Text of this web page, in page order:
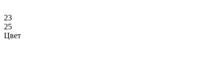
23
25
Цвет